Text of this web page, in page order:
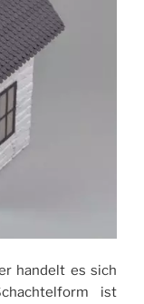
handelt es sich
ist